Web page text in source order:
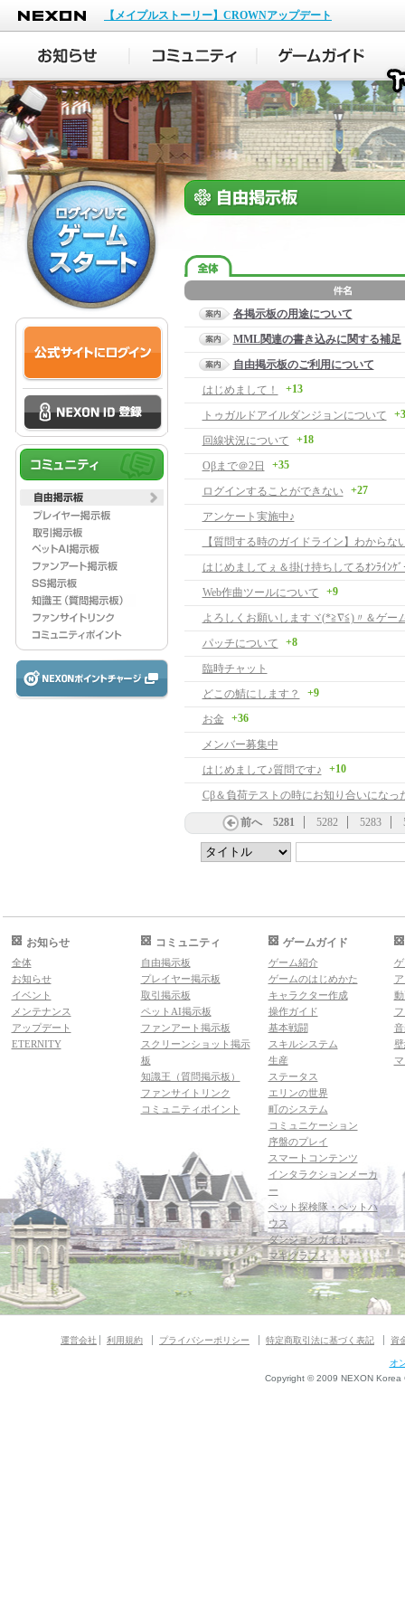
NEXON
【メイプルストーリー】CROWNアップデート
各掲示板の用途について
MML関連の書き込みに関する補足
自由掲示板のご利用について
はじめまして！
+13
トゥガルドアイルダンジョンについて +3
回線状況について +18
Oβまで＠2日 +35
ログインすることができない +27
アンケート実施中♪
はじめましてぇ＆掛け持ちしてるｵﾝﾗｲﾝｹﾞ
Web作曲ツールについて
+9
パッチについて +8
臨時チャット
どこの鯖にします？
+9
お金 +36
メンバー募集中
はじめまして♪質問です♪
+10
前へ 5281 5282 5283
お知らせ
全体
お知らせ
イベント
メンテナンス
アップデート
ETERNITY
コミュニティ
自由掲示板
プレイヤー掲示板
取引掲示板
ペットAI掲示板
ファンアート掲示板
スクリーンショット掲示
板
知識王（質問掲示板）
ファンサイトリンク
コミュニティポイント
ゲームガイド
ゲーム紹介
ゲームのはじめかた
キャラクター作成
操作ガイド
基本戦闘
スキルシステム
生産
ステータス
エリンの世界
町のシステム
コミュニケーション
序盤のプレイ
スマートコンテンツ
インタラクションメーカ
ー
ペット探検隊・ペットハ
ウス
ダンジョンガイド
マギグラフィ
運営会社 利用規約 プライバシーポリシー 特定商取引法に基づく表記 資
オ
Copyright © 2009 NEXON Korea